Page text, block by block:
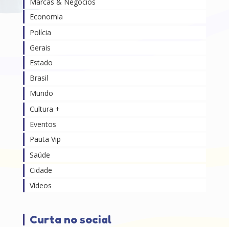
Marcas & Negócios
Economia
Polícia
Gerais
Estado
Brasil
Mundo
Cultura +
Eventos
Pauta Vip
Saúde
Cidade
Vídeos
Curta no social